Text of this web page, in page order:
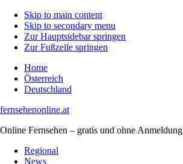
Skip to main content
Skip to secondary menu
Zur Hauptsidebar springen
Zur Fußzeile springen
Home
Österreich
Deutschland
fernsehenonline.at
Online Fernsehen – gratis und ohne Anmeldung
Regional
News